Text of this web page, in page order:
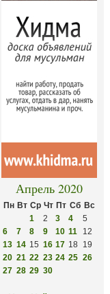
Апрель 2020
Пн Вт Ср Чт Пт Сб Вс
1
2 3 4
5
6
7 8 9 10 11
12
13 14 15 16 17 18
19
20 21 22 23 24 25 26
27 28 29 30